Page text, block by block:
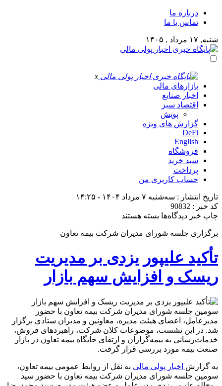
درباره ما
تماس با ما
شنبه, ۱۷ مرداد , ۱۴۰۵
x
بازارهای مالی
اخبار صنایع
اقتصاد سبز
پویش
گزارش های ویژه
DeFi
English
فروشگاه
سبد خرید
پرداخت
حساب کاربری من
تاریخ انتشار : سه‌شنبه ۷ مرداد ۱۴۰۴ - ۱۴:۲۵
کد خبر : 90832
چاپ خبر دیدگاه‌ها برای
علیپور
مدیریت
ریسک
و
سهم
بازار
بسته هستند
برگزاری جلسه شورای مدیران شرکت بیمه تعاون
تأکید علیپور یزدی بر مدیریت
ریسک و افزایش سهم بازار
سومین جلسه شورای مدیران شرکت بیمه تعاون با حضور
مدیرعامل، اعضای هیئت مدیره، معاونین و مدیران ستادی برگزار
شد. در این نشست، موضوعات کلان شرکت، راهبردهای فروش،
خدمات‌رسانی به بیمه‌گزاران و ارتقای جایگاه بیمه تعاون در بازار
صنعت بیمه مورد بررسی قرار گرفت.
به گزارش اخبار پولی مالی به نقل از روابط عمومی بیمه تعاون،
سومین جلسه شورای مدیران شرکت بیمه تعاون با حضور سید